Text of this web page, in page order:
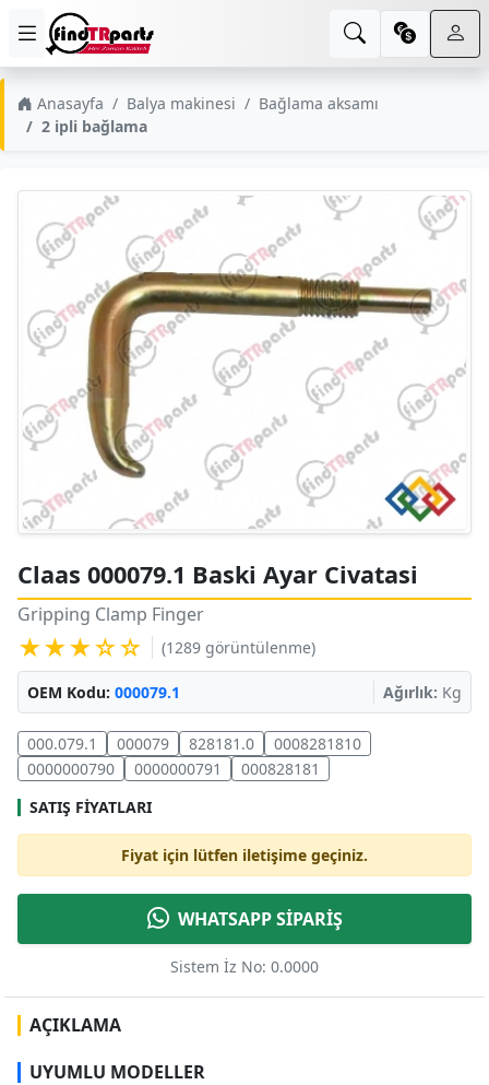
Anasayfa Balya makinesi
Bağlama aksamı
2 ipli bağlama
Claas 000079.1 Baski Ayar Civatasi
Gripping Clamp Finger
★★★☆☆ (1289 görüntülenme)
OEM Kodu: 000079.1 Ağırlık: Kg
000.079.1 000079 828181.0
0008281810
0000000790
0000000791
000828181
SATIŞ FIYATLARI
Fiyat için lütfen iletişime geçiniz.
WHATSAPP SİPARİŞ
Sistem İz No: 0.0000
AÇIKLAMA
UYUMLU MODELLER